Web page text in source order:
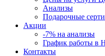
Анализы
Подарочные
Акции
-7% на анализы
График работы в
Контакты